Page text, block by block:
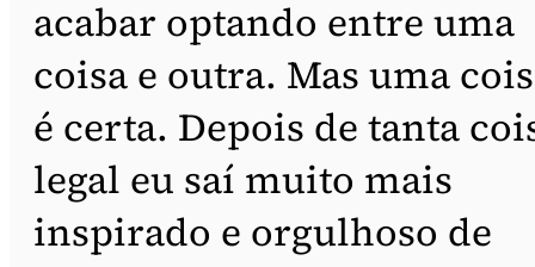
acabar optando entre uma
coisa e outra. Mas uma
é certa. Depois de tanta
legal eu saí muito mais
inspirado e orgulhoso de